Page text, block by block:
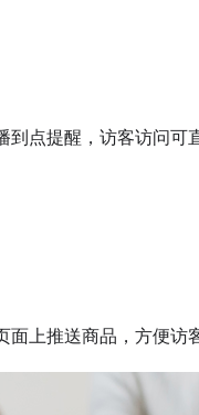
点提醒，访客访问可
推送商品，方便访客